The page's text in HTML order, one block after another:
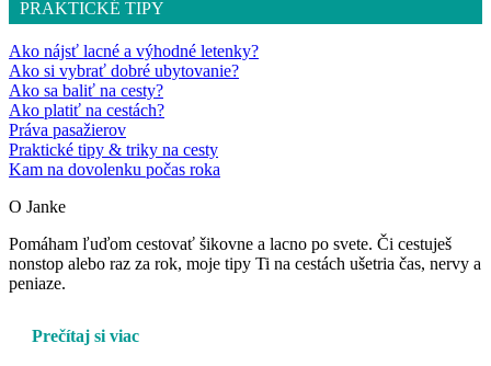
PRAKTICKÉ TIPY
Ako nájsť lacné a výhodné letenky?
Ako si vybrať dobré ubytovanie?
Ako sa baliť na cesty?
Ako platiť na cestách?
Práva pasažierov
Praktické tipy & triky na cesty
Kam na dovolenku počas roka
O Janke
Pomáham ľuďom cestovať šikovne a lacno po svete. Či cestuješ
nonstop alebo raz za rok, moje tipy Ti na cestách ušetria čas, nervy a
peniaze.
Prečítaj si viac